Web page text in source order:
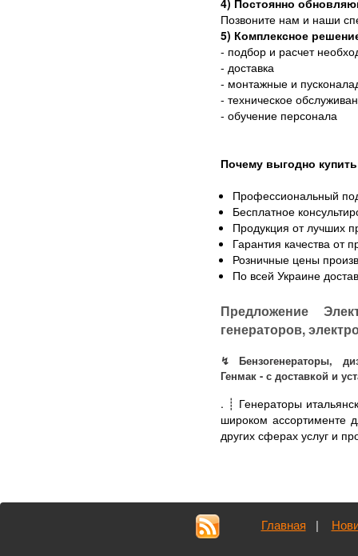
4) Постоянно
Позвоните нам и наши
5) Комплексное
- подбор и расчет
- доставка
- монтажные и
- техническое
- обучение персонала
Почему выгодно
Профессиональный
Бесплатное
Продукция от лучших
Гарантия качества от
Розничные цены
По всей Украине
Предложение
генераторов,
↯ Бензогенераторы,
Генмак - с доставкой и
. ┊ Генераторы
широком ассортименте
других сферах услуг и
Главная |